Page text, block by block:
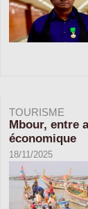
TOURISME
Mbour, entre
économique
18/11/2025